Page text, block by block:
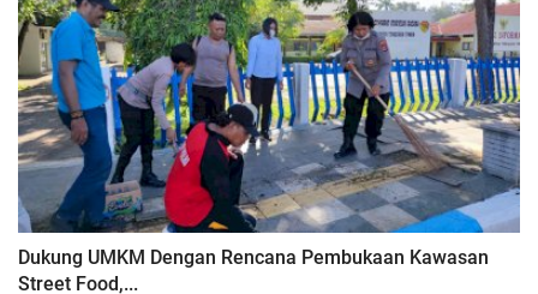
Dukung UMKM Dengan Rencana Pembukaan Kawasan
Street Food,...